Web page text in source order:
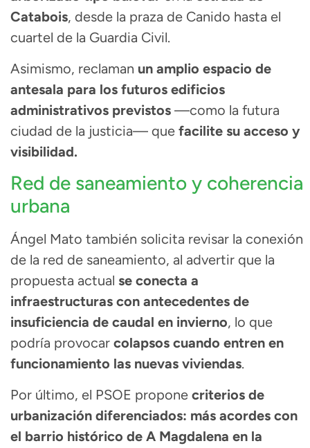
Catabois, desde la praza de Canido hasta el
cuartel de la Guardia Civil.
Asimismo, reclaman un amplio espacio de
antesala para los futuros edificios
administrativos previstos —como la futura
ciudad de la justicia— que facilite su acceso y
visibilidad.
Red de saneamiento y coherencia
urbana
Ángel Mato también solicita revisar la conexión
de la red de saneamiento, al advertir que la
propuesta actual se conecta a
infraestructuras con antecedentes de
insuficiencia de caudal en invierno, lo que
podría provocar colapsos cuando entren en
funcionamiento las nuevas viviendas.
Por último, el PSOE propone criterios de
urbanización diferenciados: más acordes con
el barrio histórico de A Magdalena en la